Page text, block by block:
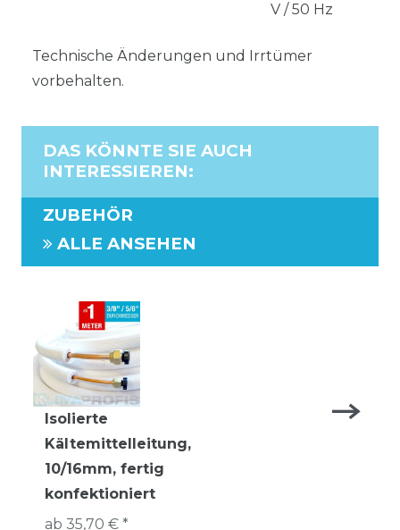
V / 50 Hz
Technische Änderungen und Irrtümer
vorbehalten.
DAS KÖNNTE SIE AUCH
INTERESSIEREN:
ZUBEHÖR
ALLE ANSEHEN
Isolierte
Kältemittelleitung,
10/16mm, fertig
konfektioniert
ab 35,70 € *